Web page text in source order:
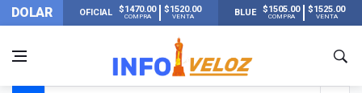
DOLAR OFICIAL $1470.00
COMPRA
$1520.00
VENTA BLUE $1505.00
COMPRA
$1525.00
VENTA